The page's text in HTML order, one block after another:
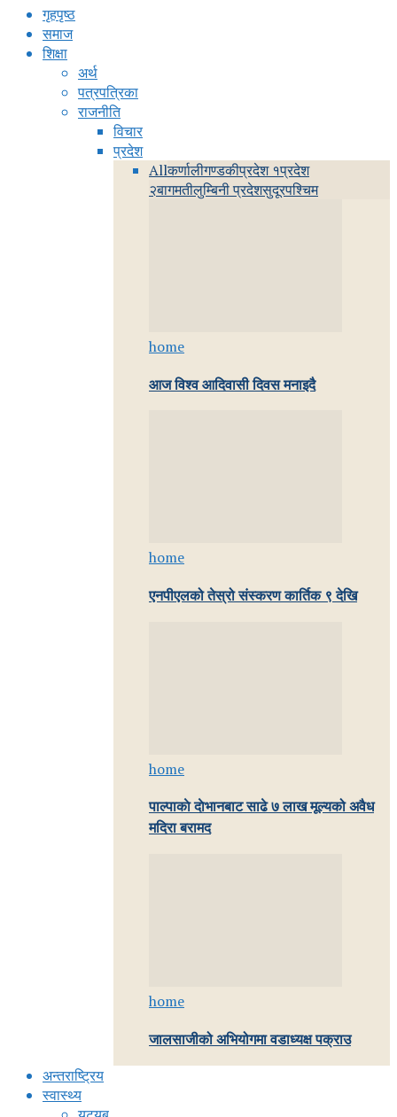
गृहपृष्ठ
समाज
शिक्षा
अर्थ
पत्रपत्रिका
राजनीति
विचार
प्रदेश
Allकर्णालीगण्डकीप्रदेश १प्रदेश
२बागमतीलुम्बिनी प्रदेशसुदूरपश्चिम
home
आज विश्व आदिवासी दिवस मनाइदै
home
एनपीएलको तेस्रो संस्करण कार्तिक ९ देखि
home
पाल्पाकाे दाेभानबाट साढे ७ लाख मूल्यको अवैध
मदिरा बरामद
home
जालसाजीको अभियोगमा वडाध्यक्ष पक्राउ
अन्तराष्ट्रिय
स्वास्थ्य